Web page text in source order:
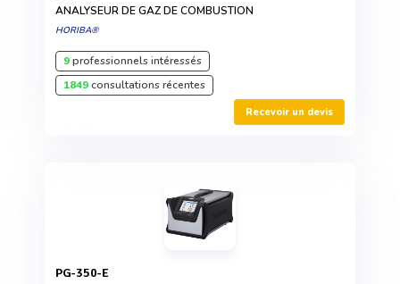
ANALYSEUR DE GAZ DE COMBUSTION
HORIBA®
9professionnels intéressés
1849consultations récentes
Recevoir un devis
PG-350-E